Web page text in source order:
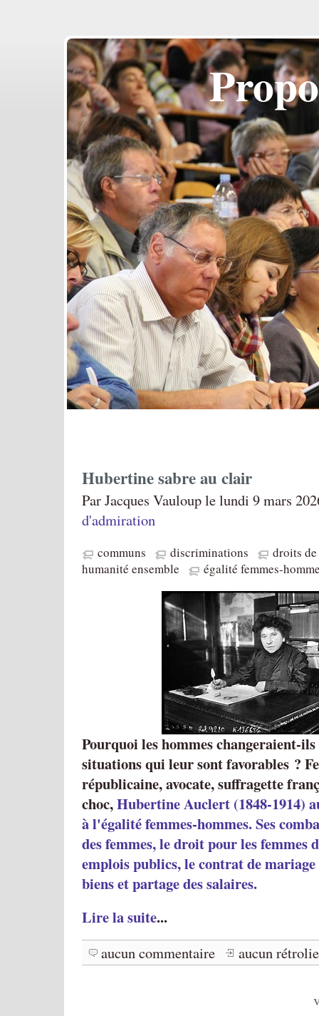
Hubertine sabre au clair
Par Jacques Vauloup le lundi 9 mars
d'admiration
communs discriminations
droits
humanité ensemble
égalité femmes-
Pourquoi les hommes changeraient-
situations qui leur sont favorables ?
républicaine, avocate, suffragette
choc,Hubertine Auclert (1848-1914)
à l'égalité femmes-hommes. Ses
des femmes, le droit pour les femmes
emplois publics, le contrat de mariage
biens et partage des salaires.
Lire la suite...
aucun commentaire aucun